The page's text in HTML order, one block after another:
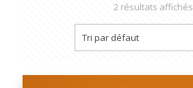
2 résultats affichés